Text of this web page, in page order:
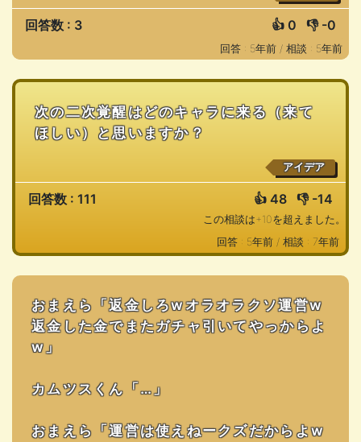
回答数 : 3 👍 0 👎 -0
回答 : 5年前 / 相談 : 5年前
次の二次覚醒はどのキャラに来る（来て
ほしい）と思いますか？
アイデア
回答数 : 111 👍 48 👎 -14
この相談は+10を超えました。
回答 : 5年前 / 相談 : 7年前
おまえら「返金しろwオラオラクソ運営w
返金した金でまたガチャ引いてやっからよ
w」
カムツスくん「…」
おまえら「運営は使えねークズだからよw